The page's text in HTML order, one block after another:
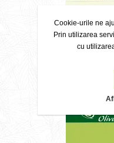
Cookie-urile ne
Prin utilizarea
cu